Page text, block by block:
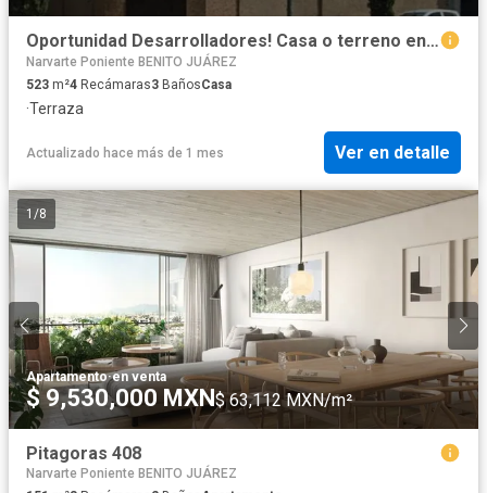
Oportunidad Desarrolladores! Casa o terreno en esquina en Col. Narvarte Poniente
Narvarte Poniente BENITO JUÁREZ
523 m²4 Recámaras3 BañosCasa
·Terraza
Actualizado hace más de 1 mes Ver en detalle
1 /8
Apartamento·en venta
$ 9,530,000 MXN$ 63,112 MXN/m²
Pitagoras 408
Narvarte Poniente BENITO JUÁREZ